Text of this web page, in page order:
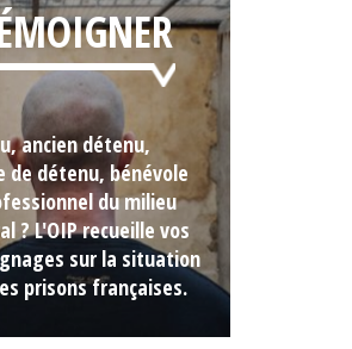
ancien détenu,
de détenu, bénévole
du milieu
? L'OIP recueille vos
sur la situation
prisons françaises.